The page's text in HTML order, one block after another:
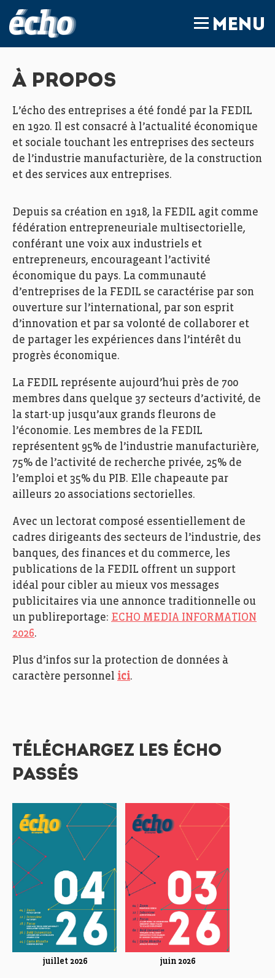
MENU
À PROPOS
L’écho des entreprises a été fondé par la FEDIL
en 1920. Il est consacré à l’actualité économique
et sociale touchant les entreprises des secteurs
de l’industrie manufacturière, de la construction
et des services aux entreprises.
Depuis sa création en 1918, la FEDIL agit comme
fédération entrepreneuriale multisectorielle,
conférant une voix aux industriels et
entrepreneurs, encourageant l’activité
économique du pays. La communauté
d’entreprises de la FEDIL se caractérise par son
ouverture sur l’international, par son esprit
d’innovation et par sa volonté de collaborer et
de partager les expériences dans l’intérêt du
progrès économique.
La FEDIL représente aujourd’hui près de 700
membres dans quelque 37 secteurs d’activité, de
la start-up jusqu’aux grands fleurons de
l’économie. Les membres de la FEDIL
représentent 95% de l’industrie manufacturière,
75% de l’activité de recherche privée, 25% de
l’emploi et 35% du PIB. Elle chapeaute par
ailleurs 20 associations sectorielles.
Avec un lectorat composé essentiellement de
cadres dirigeants des secteurs de l’industrie, des
banques, des finances et du commerce, les
publications de la FEDIL offrent un support
idéal pour cibler au mieux vos messages
publicitaires via une annonce traditionnelle ou
un publireportage: ECHO MEDIA INFORMATION
2026.
Plus d’infos sur la protection de données à
caractère personnel ici.
TÉLÉCHARGEZ LES ÉCHO
PASSÉS
juillet 2026 juin 2026